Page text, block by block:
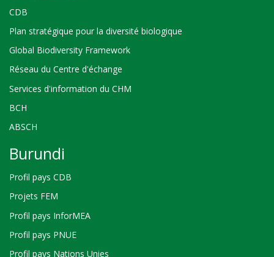
CDB
Plan stratégique pour la diversité biologique
Global Biodiversity Framework
Réseau du Centre d'échange
Services d'information du CHM
BCH
ABSCH
Burundi
Profil pays CDB
Projets FEM
Profil pays InforMEA
Profil pays PNUE
Profil pays Nations Unies